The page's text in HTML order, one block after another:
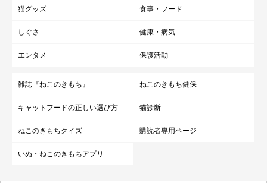
猫グッズ 食事・フード
しぐさ 健康・病気
エンタメ 保護活動
雑誌『ねこのきもち』 ねこのきもち健保
キャットフードの正しい選び方 猫診断
ねこのきもちクイズ 購読者専用ページ
いぬ・ねこのきもちアプリ